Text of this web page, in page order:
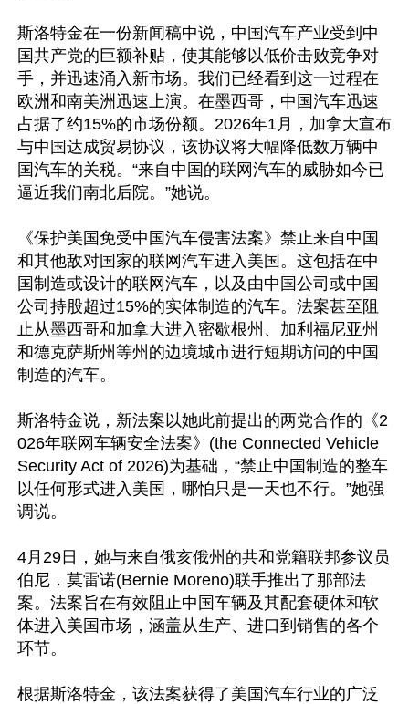
斯洛特金在一份新闻稿中说，中国汽车产业受到中
国共产党的巨额补贴，使其能够以低价击败竞争对
手，并迅速涌入新市场。我们已经看到这一过程在
欧洲和南美洲迅速上演。在墨西哥，中国汽车迅速
占据了约15%的市场份额。2026年1月，加拿大宣布
与中国达成贸易协议，该协议将大幅降低数万辆中
国汽车的关税。“来自中国的联网汽车的威胁如今已
逼近我们南北后院。”她说。
《保护美国免受中国汽车侵害法案》禁止来自中国
和其他敌对国家的联网汽车进入美国。这包括在中
国制造或设计的联网汽车，以及由中国公司或中国
公司持股超过15%的实体制造的汽车。法案甚至阻
止从墨西哥和加拿大进入密歇根州、加利福尼亚州
和德克萨斯州等州的边境城市进行短期访问的中国
制造的汽车。
斯洛特金说，新法案以她此前提出的两党合作的《2
026年联网车辆安全法案》(the Connected Vehicle
Security Act of 2026)为基础，“禁止中国制造的整车
以任何形式进入美国，哪怕只是一天也不行。”她强
调说。
4月29日，她与来自俄亥俄州的共和党籍联邦参议员
伯尼．莫雷诺(Bernie Moreno)联手推出了那部法
案。法案旨在有效阻止中国车辆及其配套硬体和软
体进入美国市场，涵盖从生产、进口到销售的各个
环节。
根据斯洛特金，该法案获得了美国汽车行业的广泛